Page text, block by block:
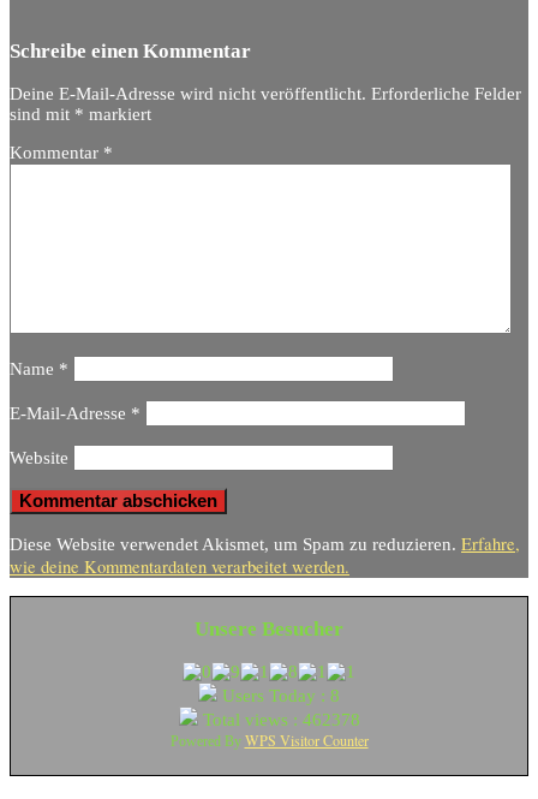
Schreibe einen Kommentar
Deine E-Mail-Adresse wird nicht veröffentlicht. Erforderliche Felder
sind mit * markiert
Kommentar *
Name *
E-Mail-Adresse *
Website
Diese Website verwendet Akismet, um Spam zu reduzieren. Erfahre,
wie deine Kommentardaten verarbeitet werden.
Unsere Besucher
Users Today : 8
Total views : 462378
Powered By WPS Visitor Counter